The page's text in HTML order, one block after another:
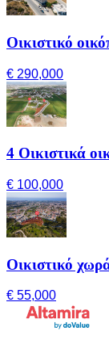
Οικιστικό
€ 290,000
4 Οικιστικά
€ 100,000
Οικιστικό
€ 55,000